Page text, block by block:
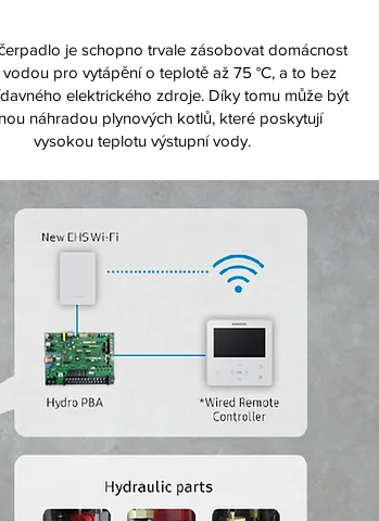
je schopno trvale zásobovat domácnost
pro vytápění o teplotě až 75 °C, a to bez
elektrického zdroje. Díky tomu může být
náhradou plynových kotlů, které poskytují
vysokou teplotu výstupní vody.